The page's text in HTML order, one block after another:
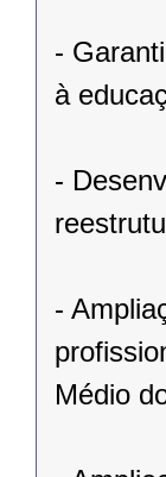
-
à
-
-
Médio